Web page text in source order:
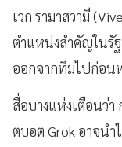
เวก รามาสวามี
ตำแหน่งสำคัญในรั
ออกจากทีมไปก่อ
สื่อบางแห่งเตือนว่า
ตบอต Grok อาจน